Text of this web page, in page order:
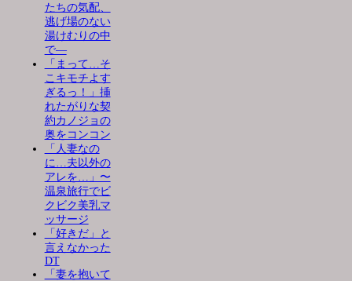
たちの気配、
逃げ場のない
湯けむりの中
で―
「まって…そ
こキモチよす
ぎるっ！」挿
れたがりな契
約カノジョの
奥をコンコン
「人妻なの
に…夫以外の
アレを…」〜
温泉旅行でビ
クビク美乳マ
ッサージ
「好きだ」と
言えなかった
DT
「妻を抱いて